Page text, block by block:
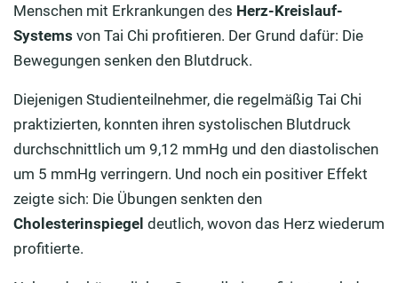
Menschen mit Erkrankungen des Herz-Kreislauf-
Systems von Tai Chi profitieren. Der Grund dafür: Die
Bewegungen senken den Blutdruck.
Diejenigen Studienteilnehmer, die regelmäßig Tai Chi
praktizierten, konnten ihren systolischen Blutdruck
durchschnittlich um 9,12 mmHg und den diastolischen
um 5 mmHg verringern. Und noch ein positiver Effekt
zeigte sich: Die Übungen senkten den
Cholesterinspiegel deutlich, wovon das Herz wiederum
profitierte.